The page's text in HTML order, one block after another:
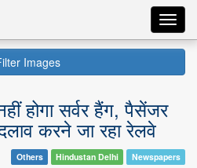
Images
होगा सर्वर हैंग, पैसेंजर
करने जा रहा रेलवे
Others Hindustan Delhi Newspapers